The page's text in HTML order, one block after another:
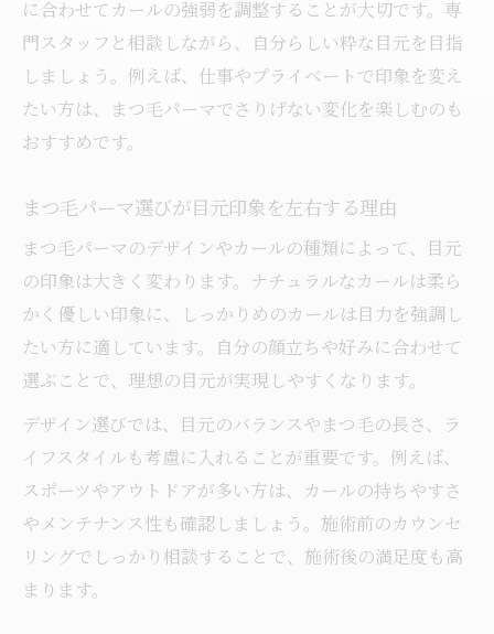
まつ毛パーマが難しい場合の対処法を紹介
パリジェンヌとの違いとまつ毛パーマの魅力
まつ毛パーマとパリジェンヌの違いを徹底
解説
まつ毛パーマならではの魅力を詳しく紹介
まつ毛パーマと他施術の違いを理解しよう
自分に合う施術を選ぶためのまつ毛パーマ
に合わせてカールの強弱を調整することが大切です。専
門スタッフと相談しながら、自分らしい粋な目元を目指
しましょう。例えば、仕事やプライベートで印象を変え
たい方は、まつ毛パーマでさりげない変化を楽しむのも
おすすめです。
まつ毛パーマ選びが目元印象を左右する理由
まつ毛パーマのデザインやカールの種類によって、目元
の印象は大きく変わります。ナチュラルなカールは柔ら
かく優しい印象に、しっかりめのカールは目力を強調し
たい方に適しています。自分の顔立ちや好みに合わせて
選ぶことで、理想の目元が実現しやすくなります。
デザイン選びでは、目元のバランスやまつ毛の長さ、ラ
イフスタイルも考慮に入れることが重要です。例えば、
スポーツやアウトドアが多い方は、カールの持ちやすさ
やメンテナンス性も確認しましょう。施術前のカウンセ
リングでしっかり相談することで、施術後の満足度も高
まります。